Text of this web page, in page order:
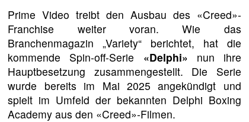
Prime Video treibt den Ausbau des «Creed»-
Franchise weiter voran. Wie das
Branchenmagazin „Variety“ berichtet, hat die
kommende Spin-off-Serie «Delphi» nun ihre
Hauptbesetzung zusammengestellt. Die Serie
wurde bereits im Mai 2025 angekündigt und
spielt im Umfeld der bekannten Delphi Boxing
Academy aus den «Creed»-Filmen.